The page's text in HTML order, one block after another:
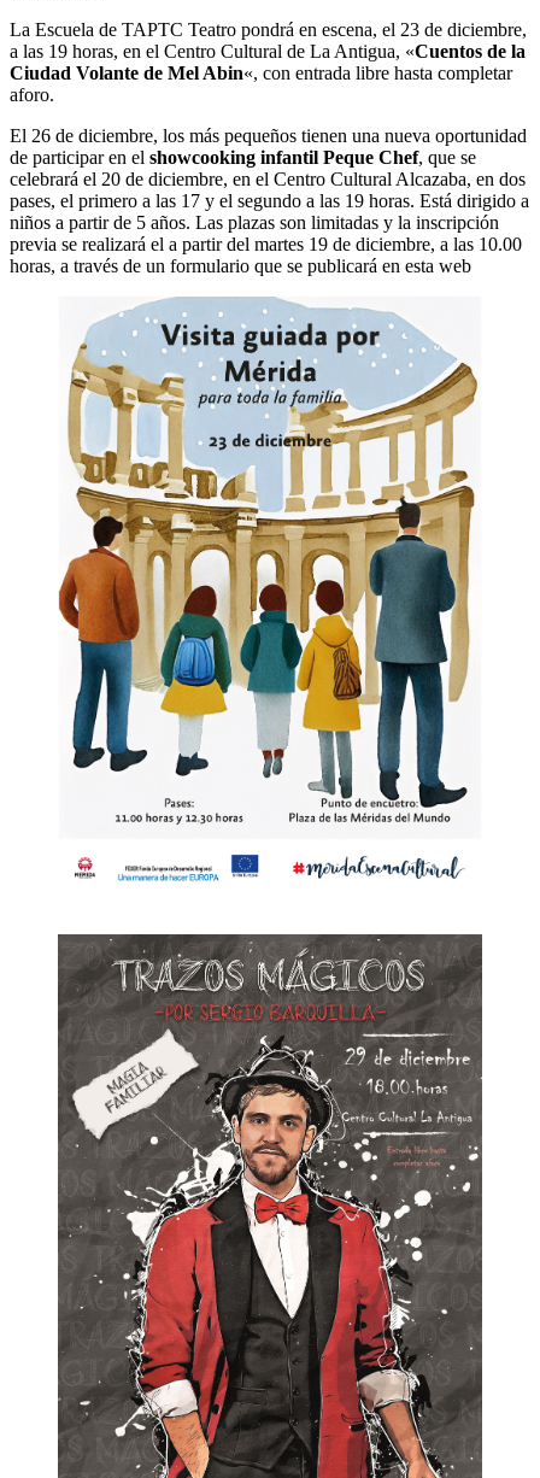
La Escuela de TAPTC Teatro pondrá en escena, el 23 de diciembre,
a las 19 horas, en el Centro Cultural de La Antigua, «Cuentos de la
Ciudad Volante de Mel Abin«, con entrada libre hasta completar
aforo.
El 26 de diciembre, los más pequeños tienen una nueva oportunidad
de participar en el showcooking infantil Peque Chef, que se
celebrará el 20 de diciembre, en el Centro Cultural Alcazaba, en dos
pases, el primero a las 17 y el segundo a las 19 horas. Está dirigido a
niños a partir de 5 años. Las plazas son limitadas y la inscripción
previa se realizará el a partir del martes 19 de diciembre, a las 10.00
horas, a través de un formulario que se publicará en esta web